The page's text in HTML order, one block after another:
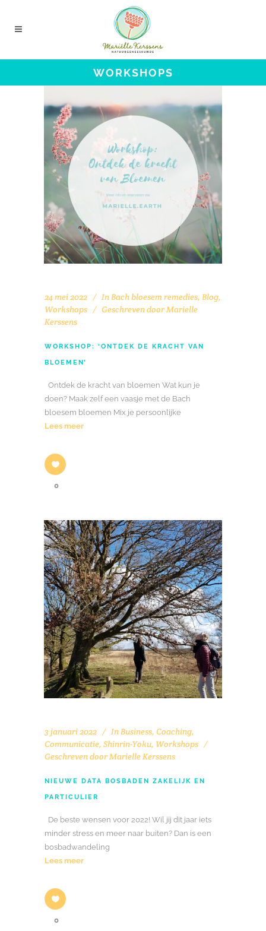
WORKSHOPS
24 mei 2022 In Bach bloesem remedies, Blog,
Workshops
Geschreven doorMarielle
Kerssens
WORKSHOP: ‘ONTDEK DE KRACHT VAN
BLOEMEN’
Ontdek de kracht van bloemen Wat kun je
doen? Maak zelf een vaasje met de Bach
bloesem bloemen Mix je persoonlijke
Lees meer
0
3 januari 2022 In Business, Coaching,
Communicatie, Shinrin-Yoku, Workshops
Geschreven doorMarielle Kerssens
NIEUWE DATA BOSBADEN ZAKELIJK EN
PARTICULIER
De beste wensen voor 2022! Wil jij dit jaar iets
minder stress en meer naar buiten? Dan is een
bosbadwandeling
Lees meer
0